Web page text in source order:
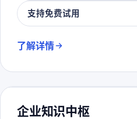
支持免费试用
了解详情
企业知识中枢